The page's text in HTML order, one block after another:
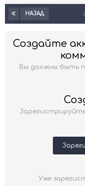
НАЗАД
Создайте
Вы должны быть
Уже